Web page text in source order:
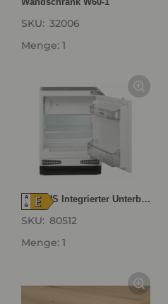
SKU: 32006
Menge: 1
A
↑G E LAURUS Integrierter Unterbau- Kühlautomat LKG82E LKG82E
SKU: 80512
Menge: 1